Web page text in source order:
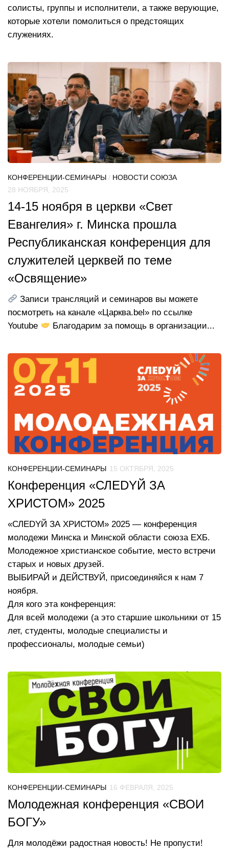
солисты, группы и исполнители, а также верующие,
которые хотели помолиться о предстоящих
служениях.
КОНФЕРЕНЦИИ-СЕМИНАРЫ / НОВОСТИ СОЮЗА
28 НОЯБРЯ, 2025
14-15 ноября в церкви «Свет
Евангелия» г. Минска прошла
Республиканская конференция для
служителей церквей по теме
«Освящение»
Записи трансляций и семинаров вы можете
посмотреть на канале «Царква.bel» по ссылке
Youtube
Благодарим за помощь в организации...
КОНФЕРЕНЦИИ-СЕМИНАРЫ 15 ОКТЯБРЯ, 2025
Конференция «СЛЕDYЙ ЗА
ХРИСТОМ» 2025
«СЛЕDYЙ ЗА ХРИСТОМ» 2025 — конференция
молодежи Минска и Минской области союза ЕХБ.
Молодежное христианское событие, место встречи
старых и новых друзей.
ВЫБИРАЙ и ДЕЙСТВУЙ, присоединяйся к нам 7
ноября.
Для кого эта конференция:
Для всей молодежи (а это старшие школьники от 15
лет, студенты, молодые специалисты и
профессионалы, молодые семьи)
КОНФЕРЕНЦИИ-СЕМИНАРЫ 16 ФЕВРАЛЯ, 2025
Молодежная конференция «СВОИ
БОГУ»
Для молодёжи радостная новость! Не пропусти!